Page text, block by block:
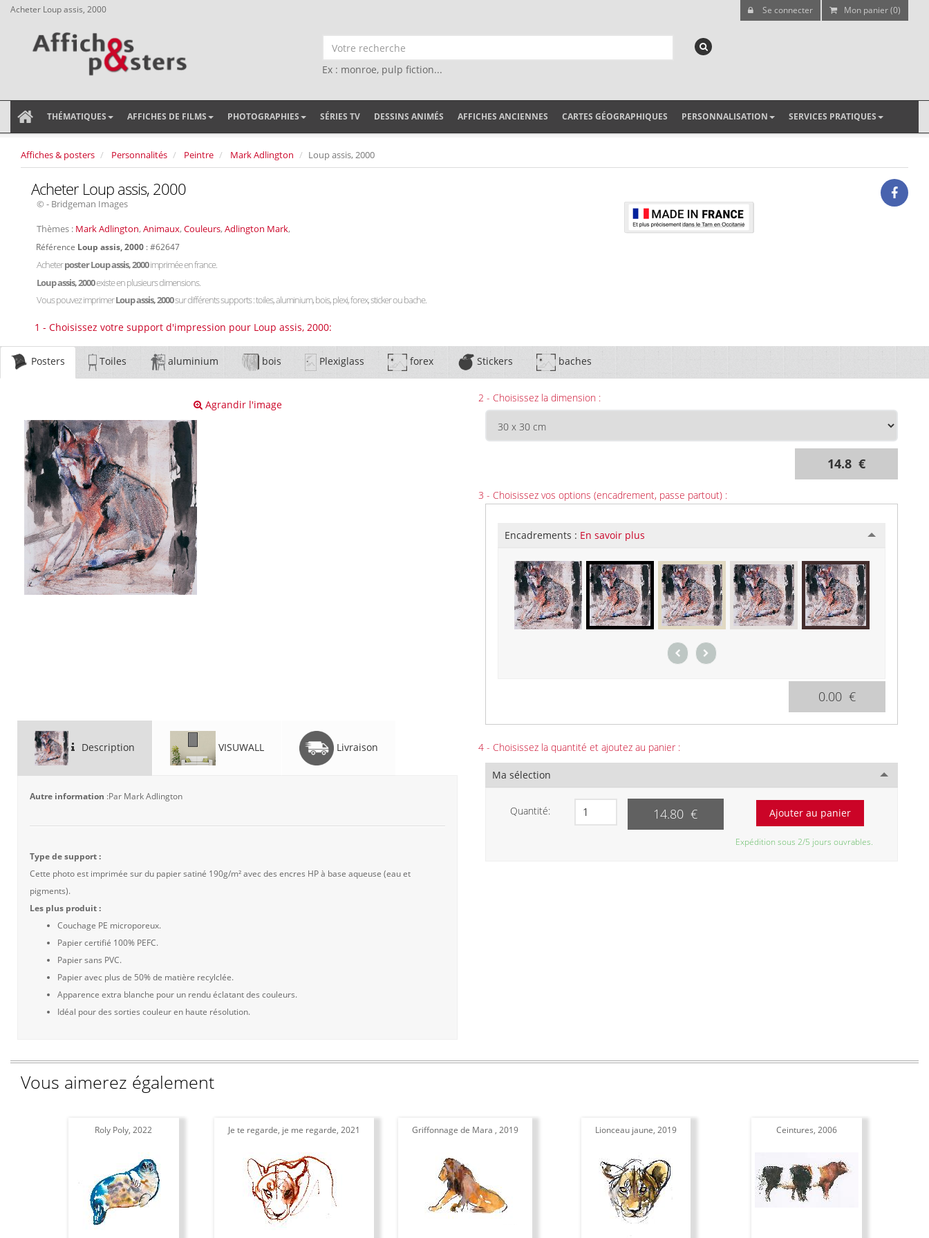
Acheter Loup assis, 2000 Se connecter Mon panier (0)
Ex : monroe, pulp fiction...
THÉMATIQUES AFFICHES DE FILMS PHOTOGRAPHIES SÉRIES TV DESSINS ANIMÉS AFFICHES ANCIENNES CARTES GÉOGRAPHIQUES PERSONNALISATION SERVICES PRATIQUES
Affiches & posters Personnalités Peintre Mark Adlington Loup assis, 2000
Acheter Loup assis, 2000
© - Bridgeman Images
Thèmes : Mark Adlington, Animaux, Couleurs, Adlington Mark,
Référence Loup assis, 2000 : #62647
Acheterposter Loup assis, 2000imprimée en france.
Loup assis, 2000existe en plusieurs dimensions.
Vous pouvez imprimerLoup assis, 2000sur différents supports : toiles, aluminium, bois, plexi, forex, sticker ou bache.
1 - Choisissez votre support d'impression pour Loup assis, 2000:
Posters Toiles aluminium bois Plexiglass forex Stickers baches
Agrandir l'image
Description VISUWALL Livraison
Autre information :Par Mark Adlington
Type de support :
Cette photo est imprimée sur du papier satiné 190g/m² avec des encres HP à base aqueuse (eau et
pigments).
Les plus produit :
Couchage PE microporeux.
Papier certifié 100% PEFC.
Papier sans PVC.
Papier avec plus de 50% de matière recylclée.
Apparence extra blanche pour un rendu éclatant des couleurs.
Idéal pour des sorties couleur en haute résolution.
2 - Choisissez la dimension :
14.8 €
3 - Choisissez vos options (encadrement, passe partout) :
Encadrements : En savoir plus
0.00 €
4 - Choisissez la quantité et ajoutez au panier :
Ma sélection
Quantité: 14.80 €
Expédition sous 2/5 jours ouvrables.
Vous aimerez également
Roly Poly, 2022 Je te regarde, je me regarde, 2021 Griffonnage de Mara , 2019 Lionceau jaune, 2019 Ceintures, 2006